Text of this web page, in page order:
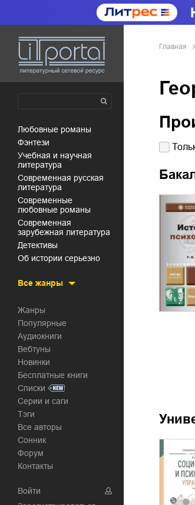
любовные романы
фэнтези
учебная и научная
литература
современная русская
литература
современные
любовные романы
современная
зарубежная литература
детективы
об истории серьезно
Все жанры
Жанры
Популярные
Аудиокниги
Вебтуны
Новинки
Бесплатные книги
Списки
Серии и саги
Тэги
Все авторы
Сонник
Форум
Контакты
Войти
Главная